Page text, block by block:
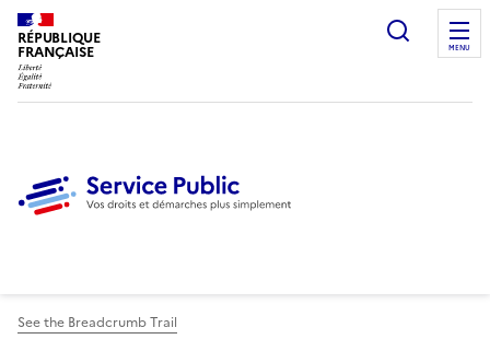
RÉPUBLIQUE
FRANÇAISE
Ouvrir
MENU
See the Breadcrumb Trail